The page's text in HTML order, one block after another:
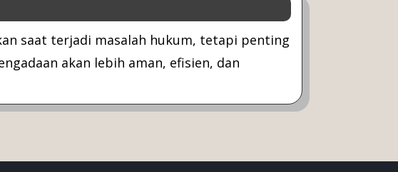
saat terjadi masalah hukum, tetapi penting
akan lebih aman, efisien, dan